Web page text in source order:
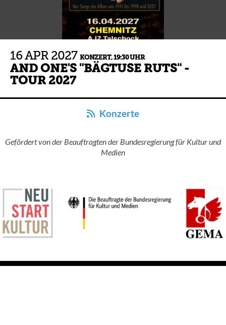
16APR 2027 KONZERT,19:30 UHR
AND ONE'S "BÄGTUSE RUTS" -
TOUR 2027
Konzerte
Gefördert von der Beauftragten der Bundesregierung für Kultur und
Medien